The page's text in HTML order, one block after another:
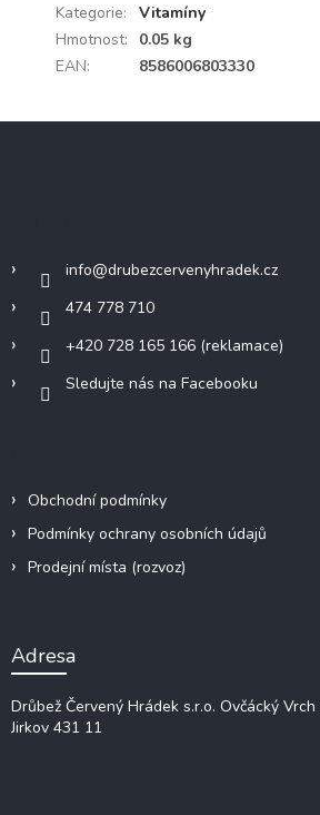
Kategorie:
Vitamíny
Hmotnost:
0.05 kg
EAN: 8586006803330
info@drubezcervenyhradek.cz
474 778 710
+420 728 165 166 (reklamace)
Sledujte nás na Facebooku
Obchodní podmínky
Podmínky ochrany osobních údajů
Prodejní místa (rozvoz)
Adresa
Drůbež Červený Hrádek s.r.o. Ovčácký Vrch
Jirkov 431 11